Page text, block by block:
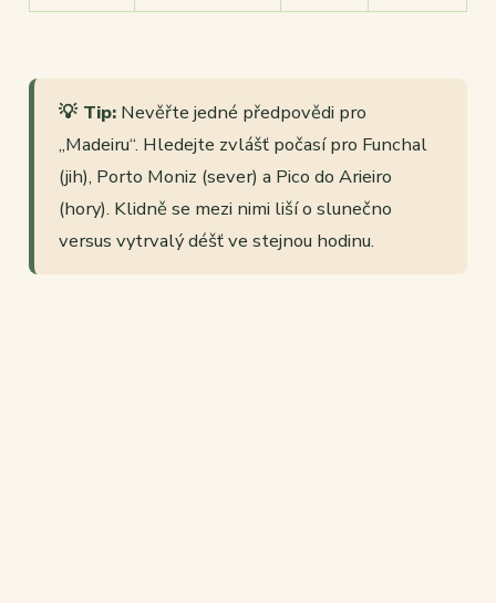
💡 Tip: Nevěřte jedné předpovědi pro
„Madeiru“. Hledejte zvlášť počasí pro Funchal
(jih), Porto Moniz (sever) a Pico do Arieiro
(hory). Klidně se mezi nimi liší o slunečno
versus vytrvalý déšť ve stejnou hodinu.